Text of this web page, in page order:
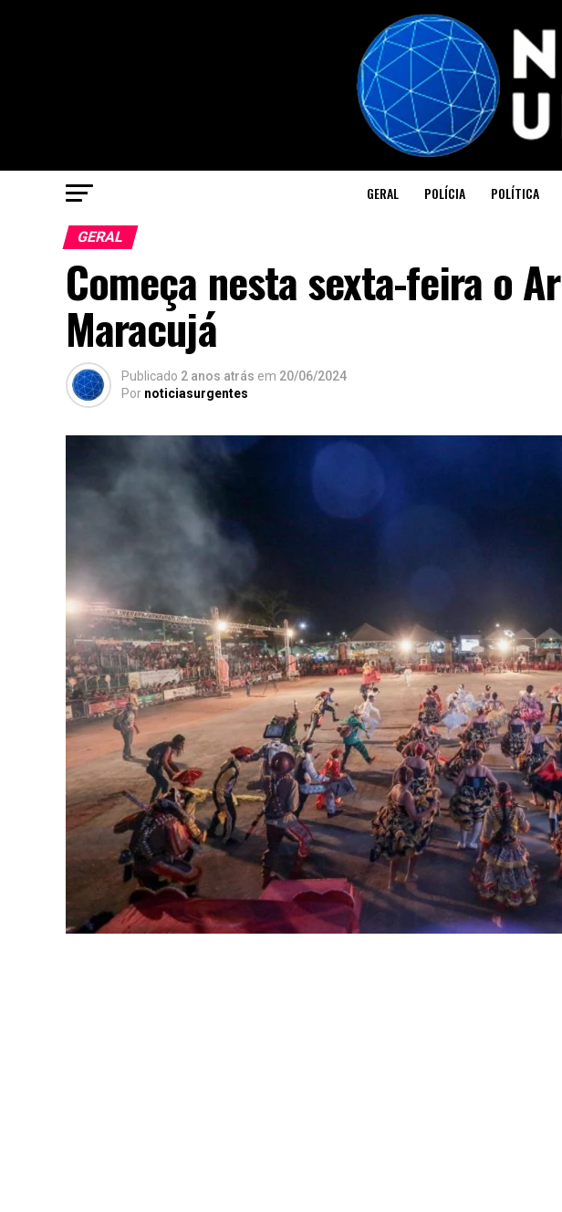
GERAL POLÍCIA POLÍTICA
GERAL
Começa nesta sexta-feira o
Maracujá
Publicado 2 anos atrás em 20/06/2024
Por noticiasurgentes